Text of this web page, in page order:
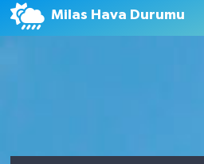
Milas Hava Durumu
EKONOMİ
SİYASET
Eskişehir Namaz Vakitleri
Tüm Manşetler